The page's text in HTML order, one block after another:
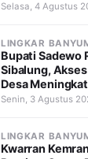
Selasa, 4 Agustus
LINGKAR
Bupati Sadewo
Sibalung,
Desa Meningkat
Senin, 3 Agustus
LINGKAR
Kwarran